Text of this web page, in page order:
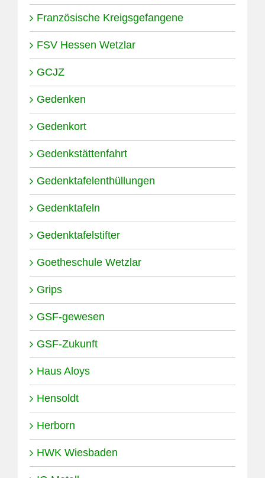
Französische Kreigsgefangene
FSV Hessen Wetzlar
GCJZ
Gedenken
Gedenkort
Gedenkstättenfahrt
Gedenktafelenthüllungen
Gedenktafeln
Gedenktafelstifter
Goetheschule Wetzlar
Grips
GSF-gewesen
GSF-Zukunft
Haus Aloys
Hensoldt
Herborn
HWK Wiesbaden